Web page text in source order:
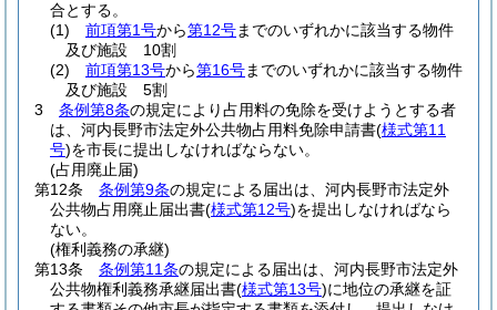
合とする。
(1)
前項第1号から第12号までのいずれかに該当する物件
及び施設 10割
(2)
前項第13号から第16号までのいずれかに該当する物件
及び施設 5割
3
条例第8条の規定により占用料の免除を受けようとする者
は、河内長野市法定外公共物占用料免除申請書(様式第11
号)を市長に提出しなければならない。
(占用廃止届)
第12条
条例第9条の規定による届出は、河内長野市法定外
公共物占用廃止届出書(様式第12号)を提出しなければなら
ない。
(権利義務の承継)
第13条
条例第11条の規定による届出は、河内長野市法定外
公共物権利義務承継届出書(様式第13号)に地位の承継を証